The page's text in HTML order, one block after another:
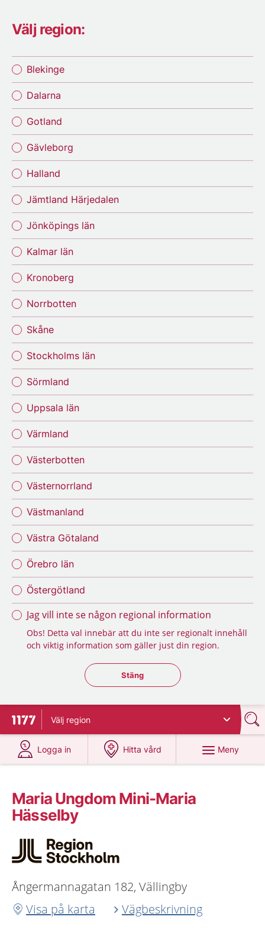
Välj region:
Blekinge
Dalarna
Gotland
Gävleborg
Halland
Jämtland Härjedalen
Jönköpings län
Kalmar län
Kronoberg
Norrbotten
Skåne
Stockholms län
Sörmland
Uppsala län
Värmland
Västerbotten
Västernorrland
Västmanland
Västra Götaland
Örebro län
Östergötland
Jag vill inte se någon regional information
Obs! Detta val innebär att du inte ser regionalt innehåll
och viktig information som gäller just din region.
Stäng regionsväljaren
Stäng
Till startsidan för 1177
Välj region
Logga in
på 1177.se
Hitta vård
på 1177.se
Meny
Maria Ungdom Mini-Maria
Hässelby
Ångermannagatan 182, Vällingby
Visa på karta
Vägbeskrivning